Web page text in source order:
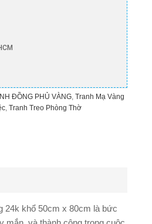
ĐỒNG PHỦ VÀNG, Tranh Mạ Vàng
, Tranh Treo Phòng Thờ
24k khổ 50cm x 80cm là bức